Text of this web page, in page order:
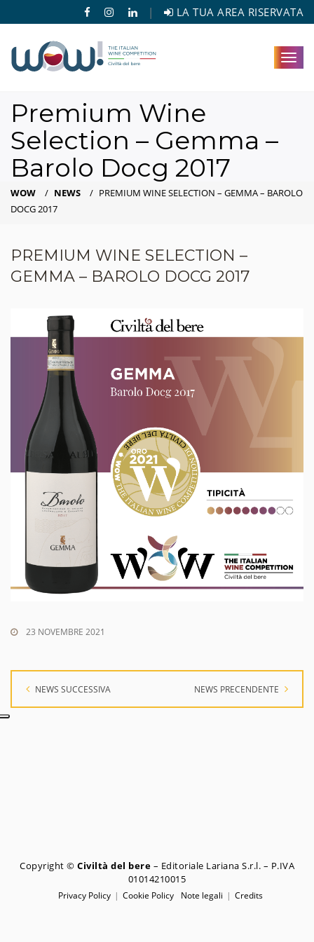
| LA TUA AREA RISERVATA
Premium Wine
Selection – Gemma –
Barolo Docg 2017
WOW / NEWS / PREMIUM WINE SELECTION – GEMMA – BAROLO
DOCG 2017
PREMIUM WINE SELECTION –
GEMMA – BAROLO DOCG 2017
23 NOVEMBRE 2021
NEWS SUCCESSIVA NEWS PRECENDENTE
Copyright © Civiltà del bere – Editoriale Lariana S.r.l. – P.IVA
01014210015
Privacy Policy Cookie Policy Note legali Credits